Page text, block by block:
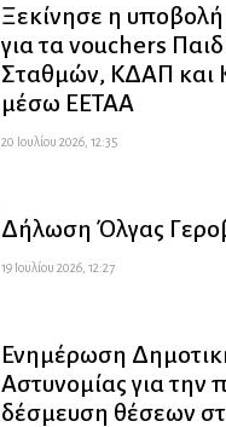
Ξεκίνησε η
για τα vouchers
Σταθμών, ΚΔΑΠ
μέσω ΕΕΤΑΑ
20 Ιουλίου 2026, 12:35
Δήλωση Όλγας
19 Ιουλίου 2026, 12:27
Ενημέρωση
Αστυνομίας για την
δέσμευση θέσεων